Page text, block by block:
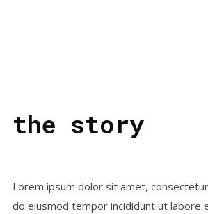
the story
Lorem ipsum dolor sit amet,
do eiusmod tempor incididunt ut labore